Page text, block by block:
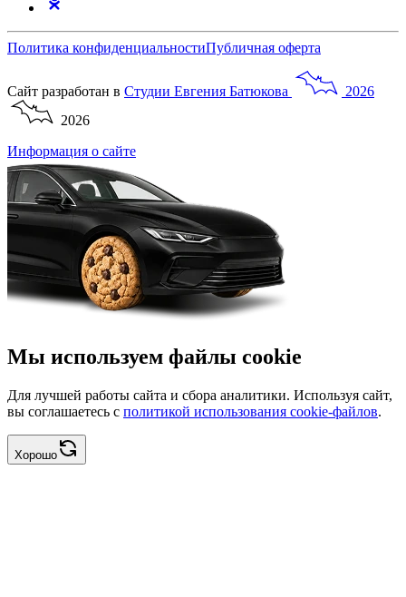
Политика конфиденциальностиПубличная оферта
Сайт разработан в Студии Евгения Батюкова
2026
2026
Информация о сайте
Мы используем файлы cookie
Для лучшей работы сайта и сбора аналитики. Используя сайт,
вы соглашаетесь с политикой использования cookie-файлов.
Хорошо